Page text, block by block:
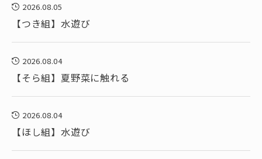
2026.08.05
【つき組】水遊び
2026.08.04
【そら組】夏野菜に触れる
2026.08.04
【ほし組】水遊び